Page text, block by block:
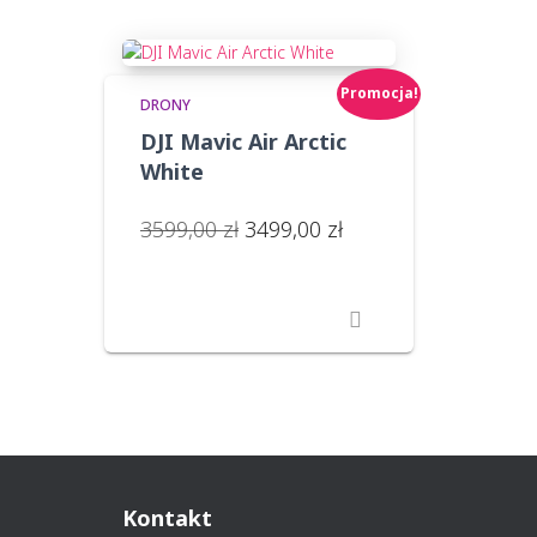
Promocja!
DRONY
DJI Mavic Air Arctic
White
3599,00zł Pierwotna
3499,00 złAktualna
Kontakt